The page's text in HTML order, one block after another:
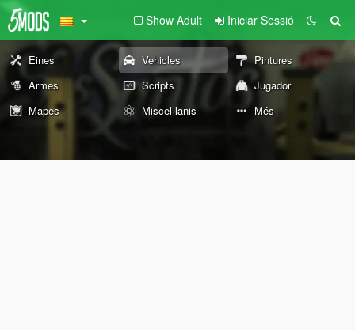
Show Adult Iniciar Sessió
Eines Vehicles
Pintures
Armes
Scripts
Jugador
Mapes
Miscel·lanis Més